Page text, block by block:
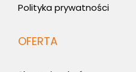
Polityka prywatności
OFERTA